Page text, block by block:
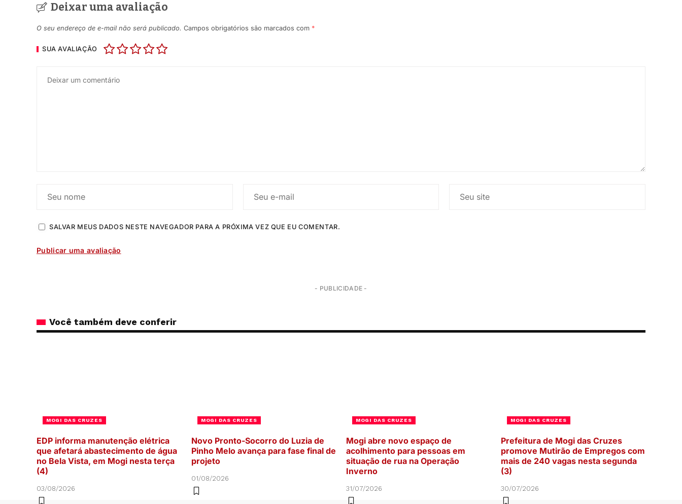
Deixar uma avaliação
O seu endereço de e-mail não será publicado. Campos obrigatórios são marcados com *
SUA AVALIAÇÃO
SALVAR MEUS DADOS NESTE NAVEGADOR PARA A PRÓXIMA VEZ QUE EU COMENTAR.
- PUBLICIDADE -
Você também deve conferir
MOGI DAS CRUZES
EDP informa manutenção elétrica
que afetará abastecimento de água
no Bela Vista, em Mogi nesta terça
(4)
03/08/2026
MOGI DAS CRUZES
Novo Pronto-Socorro do Luzia de
Pinho Melo avança para fase final de
projeto
01/08/2026
MOGI DAS CRUZES
Mogi abre novo espaço de
acolhimento para pessoas em
situação de rua na Operação
Inverno
31/07/2026
MOGI DAS CRUZES
Prefeitura de Mogi das Cruzes
promove Mutirão de Empregos com
mais de 240 vagas nesta segunda
(3)
30/07/2026